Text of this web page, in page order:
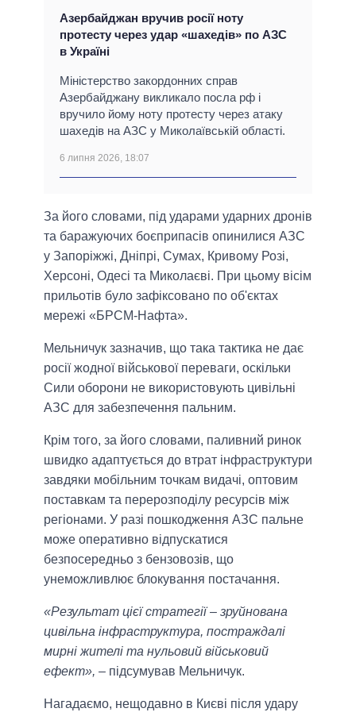
Азербайджан вручив росії ноту
протесту через удар «шахедів» по AЗС
в Україні
Міністерство закордонних справ
Азербайджану викликало посла рф і
вручило йому ноту протесту через атаку
шахедів на АЗС у Миколаївській області.
6 липня 2026, 18:07
За його словами, під ударами ударних дронів
та баражуючих боєприпасів опинилися АЗС
у Запоріжжі, Дніпрі, Сумах, Кривому Розі,
Херсоні, Одесі та Миколаєві. При цьому вісім
прильотів було зафіксовано по об'єктах
мережі «БРСМ-Нафта».
Мельничук зазначив, що така тактика не дає
росії жодної військової переваги, оскільки
Сили оборони не використовують цивільні
АЗС для забезпечення пальним.
Крім того, за його словами, паливний ринок
швидко адаптується до втрат інфраструктури
завдяки мобільним точкам видачі, оптовим
поставкам та перерозподілу ресурсів між
регіонами. У разі пошкодження АЗС пальне
може оперативно відпускатися
безпосередньо з бензовозів, що
унеможливлює блокування постачання.
«Результат цієї стратегії – зруйнована
цивільна інфраструктура, постраждалі
мирні жителі та нульовий військовий
ефект», – підсумував Мельничук.
Нагадаємо, нещодавно в Києві після удару